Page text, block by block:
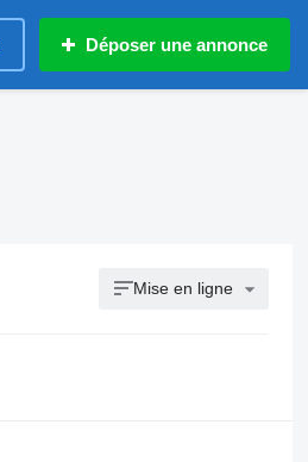
Déposer une annonce
Mise en ligne